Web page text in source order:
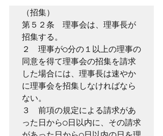
（招集）
第５２条　理事会は、理事長が
招集する。
２　理事が○分の１以上の理事の
同意を得て理事会の招集を請求
した場合には、理事長は速やか
に理事会を招集しなければなら
ない。
３　前項の規定による請求があ
った日から○日以内に、その請求